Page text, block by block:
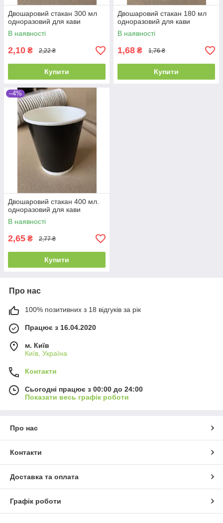
Двошаровий стакан 300 мл
одноразовий для кави
В наявності
2,10 ₴ 2,22 ₴
Купити
Двошаровий стакан 180 мл
одноразовий для кави
В наявності
1,68 ₴ 1,76 ₴
Купити
–4%
Двошаровий стакан 400 мл.
одноразовий для кави
В наявності
2,65 ₴ 2,77 ₴
Купити
Про нас
100% позитивних з 18 відгуків за рік
Працює з 16.04.2020
м. Київ
Київ, Україна
Контакти
Сьогодні працює з 00:00 до 24:00
Показати весь графік роботи
Про нас
Контакти
Доставка та оплата
Графік роботи